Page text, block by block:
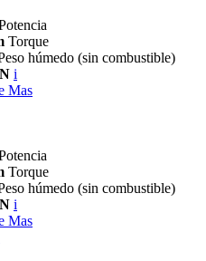
Torque
húmedo (sin combustible)
i
Mas
Torque
húmedo (sin combustible)
i
Mas